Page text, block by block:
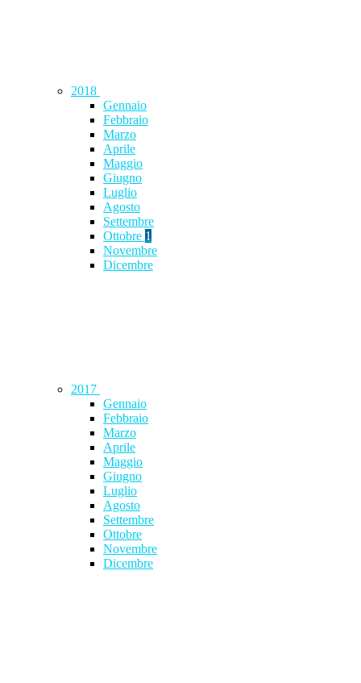
2018
Gennaio
Febbraio
Marzo
Aprile
Maggio
Giugno
Luglio
Agosto
Settembre
Ottobre 1
Novembre
Dicembre
2017
Gennaio
Febbraio
Marzo
Aprile
Maggio
Giugno
Luglio
Agosto
Settembre
Ottobre
Novembre
Dicembre